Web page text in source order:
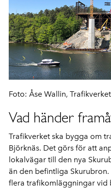
Foto: Åse Wallin, Trafikverket
Vad händer
Trafikverket ska bygga om
Björknäs. Det görs för att
lokalvägar till den nya
än den befintliga
flera trafikomläggningar vid